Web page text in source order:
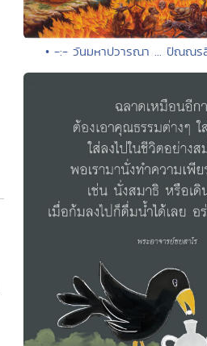
• -:- วันมหาปวารณา ... ปัณณ